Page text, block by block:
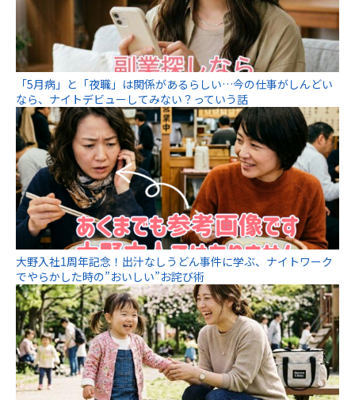
「5月病」と「夜職」は関係があるらしい…今の仕事がしんどい
なら、ナイトデビューしてみない？っていう話
大野入社1周年記念！出汁なしうどん事件に学ぶ、ナイトワーク
でやらかした時の”おいしい”お詫び術